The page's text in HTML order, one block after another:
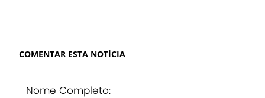
COMENTAR ESTA NOTÍCIA
Nome Completo: